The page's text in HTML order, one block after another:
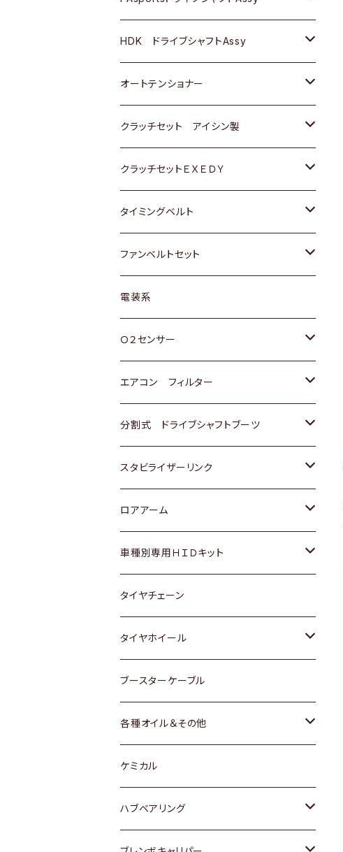
ＢＥＮＺ
スバル
三菱
スバル
マツダ
三菱
スバル
マツダ
三菱
スバル
日産
いすゞ
ダイハツ
マツダ
三菱
スバル
日野
ＢＭＷ
GOLF
ＷＡＧＥＮ
アストロ（シボレー）
クライスラー
ＢＭＷ
ＷＡＧＥＮ
ＶＯＬＶＯ
トヨタ
ホンダ
スズキ
日産
ダイハツ
マツダ
三菱
スバル
HDK ドライブシャフトAssy
スズキ
ダイハツ
日産
ホンダ
マツダ
オートテンショナー
トヨタ
クラッチセット アイシン製
ホンダ
スズキ
ダイハツ
マツダ
三菱
スバル
クラッチセットＥＸＥＤＹ
ホンダ
スズキ
日産
ダイハツ
マツダ
三菱
スバル
タイミングベルト
トヨタ
スズキ
ダイハツ
三菱
スバル
ファンベルトセット
トヨタ
ホンダ
スズキ
日産
いすゞ
ダイハツ
マツダ
三菱
スバル
レクサス
電装系
Ｏ２センサー
トヨタ
ホンダ
スズキ
日産
ダイハツ
マツダ
三菱
スバル
エアコン フィルター
トヨタ
ホンダ
スズキ
日産
いすゞ
ダイハツ
マツダ
三菱
スバル
分割式 ドライブシャフトブーツ
トヨタ
ホンダ
スズキ
日産
ダイハツ
スバル
スタビライザーリンク
トヨタ
ホンダ
スズキ
日産
ダイハツ
マツダ
ロアアーム
ホンダ
スズキ
日産
ダイハツ
マツダ
スバル
車種別専用ＨＩＤキット
トヨタ
マツダ
タイヤチェーン
タイヤホイール
トヨタ
ホンダ
スズキ
日産
ブースターケーブル
各種オイル＆その他
ディーデル洗浄添加剤
ケミカル
ハブベアリング